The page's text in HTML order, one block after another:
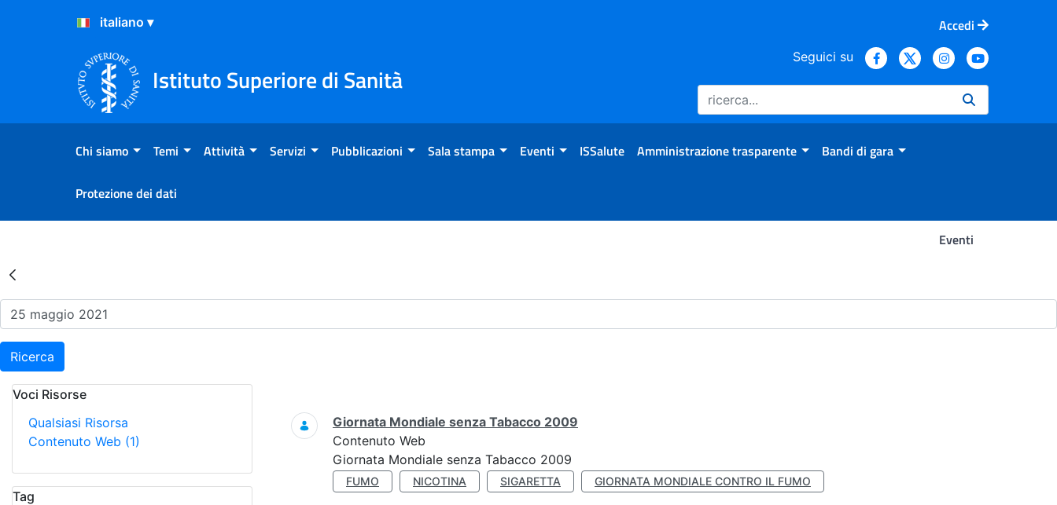
Salta al Contenuto
Salta al Footer
Accedi
Istituto Superiore di Sanità
Seguici su
Chi siamo Temi Attività Servizi Pubblicazioni Sala stampa Eventi ISSalute Amministrazione trasparente Bandi di gara
Protezione dei dati
Eventi
Risultati della Ricerca - Eventi
Ricerca
Voci Risorse
Qualsiasi Risorsa
Contenuto Web (1)
Tag
Ricerca
Giornata Mondiale senza Tabacco 2009
Contenuto Web
Giornata Mondiale senza Tabacco 2009
FUMO NICOTINA SIGARETTA GIORNATA MONDIALE CONTRO IL FUMO